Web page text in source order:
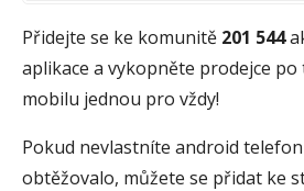
Přidejte se ke komunitě 201 544
aplikace a vykopněte prodejce
mobilu jednou pro vždy!
Pokud nevlastníte android
obtěžovalo, můžete se přidat ke